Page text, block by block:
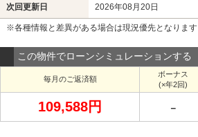
次回更新日 2026年08月20日
※各種情報と差異がある場合は現況優先となります
この物件でローンシミュレーションする
毎月のご返済額
ボーナス
(×年2回)
109,588円 －